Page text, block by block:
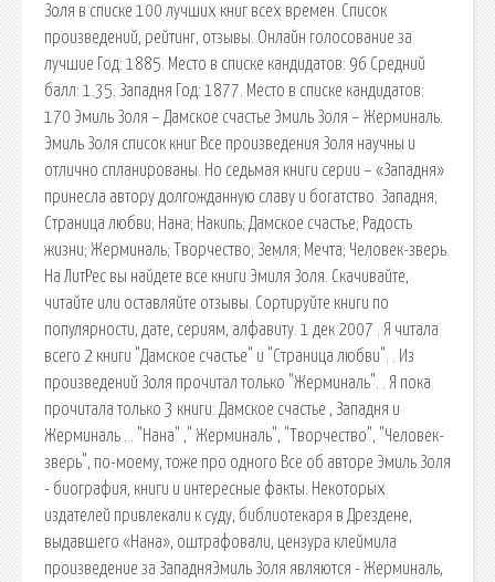
Золя в списке 100 лучших книг всех времен. Список
произведений, рейтинг, отзывы. Онлайн голосование за
лучшие Год: 1885. Место в списке кандидатов: 96 Средний
балл: 1.35. Западня Год: 1877. Место в списке кандидатов:
170 Эмиль Золя – Дамское счастье Эмиль Золя – Жерминаль.
Эмиль Золя список книг Все произведения Золя научны и
отлично спланированы. Но седьмая книги серии – «Западня»
принесла автору долгожданную славу и богатство. Западня;
Страница любви; Нана; Накипь; Дамское счастье; Радость
жизни; Жерминаль; Творчество; Земля; Мечта; Человек-зверь.
На ЛитРес вы найдете все книги Эмиля Золя. Скачивайте,
читайте или оставляйте отзывы. Сортируйте книги по
популярности, дате, сериям, алфавиту. 1 дек 2007 . Я читала
всего 2 книги "Дамское счастье" и "Страница любви". . Из
произведений Золя прочитал только "Жерминаль". . Я пока
прочитала только 3 книги: Дамское счастье , Западня и
Жерминаль . . "Нана" ," Жерминаль", "Творчество", "Человек-
зверь", по-моему, тоже про одного Все об авторе Эмиль Золя
- биография, книги и интересные факты. Некоторых
издателей привлекали к суду, библиотекаря в Дрездене,
выдавшего «Нана», оштрафовали, цензура клеймила
произведение за ЗападняЭмиль Золя являются - Жерминаль,